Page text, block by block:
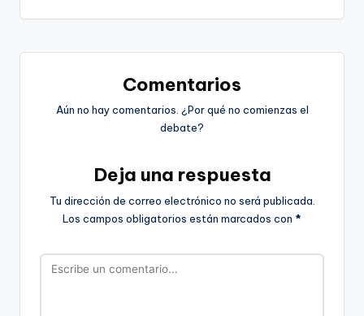
entradas
Comentarios
Aún no hay comentarios. ¿Por qué no comienzas el
debate?
Deja una respuesta
Tu dirección de correo electrónico no será publicada.
Los campos obligatorios están marcados con *